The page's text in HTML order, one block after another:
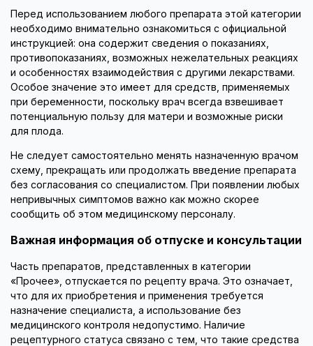
Перед использованием любого препарата этой категории
необходимо внимательно ознакомиться с официальной
инструкцией: она содержит сведения о показаниях,
противопоказаниях, возможных нежелательных реакциях
и особенностях взаимодействия с другими лекарствами.
Особое значение это имеет для средств, применяемых
при беременности, поскольку врач всегда взвешивает
потенциальную пользу для матери и возможные риски
для плода.
Не следует самостоятельно менять назначенную врачом
схему, прекращать или продолжать введение препарата
без согласования со специалистом. При появлении любых
непривычных симптомов важно как можно скорее
сообщить об этом медицинскому персоналу.
Важная информация об отпуске и консультации
Часть препаратов, представленных в категории
«Прочее», отпускается по рецепту врача. Это означает,
что для их приобретения и применения требуется
назначение специалиста, а использование без
медицинского контроля недопустимо. Наличие
рецептурного статуса связано с тем, что такие средства